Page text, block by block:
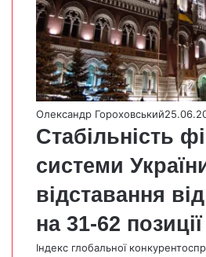
Олександр Гороховський
Стабільність
системи
відставання
на 31-62 позиції
Індекс глобальної